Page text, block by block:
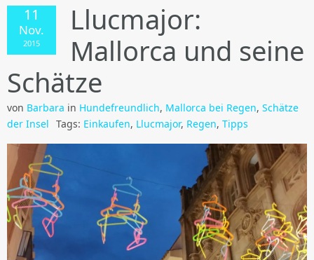
11
Nov.
2015
Llucmajor:
Mallorca und seine
Schätze
von Barbara in Hundefreundlich, Mallorca bei Regen, Schätze
der Insel Tags: Einkaufen, Llucmajor, Regen, Tipps